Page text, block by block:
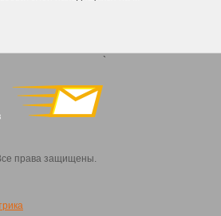
`
права защищены.